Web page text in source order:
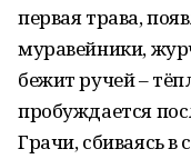
первая трава,
муравейники,
бежит ручей –
пробуждается
Грачи, сбиваясь в